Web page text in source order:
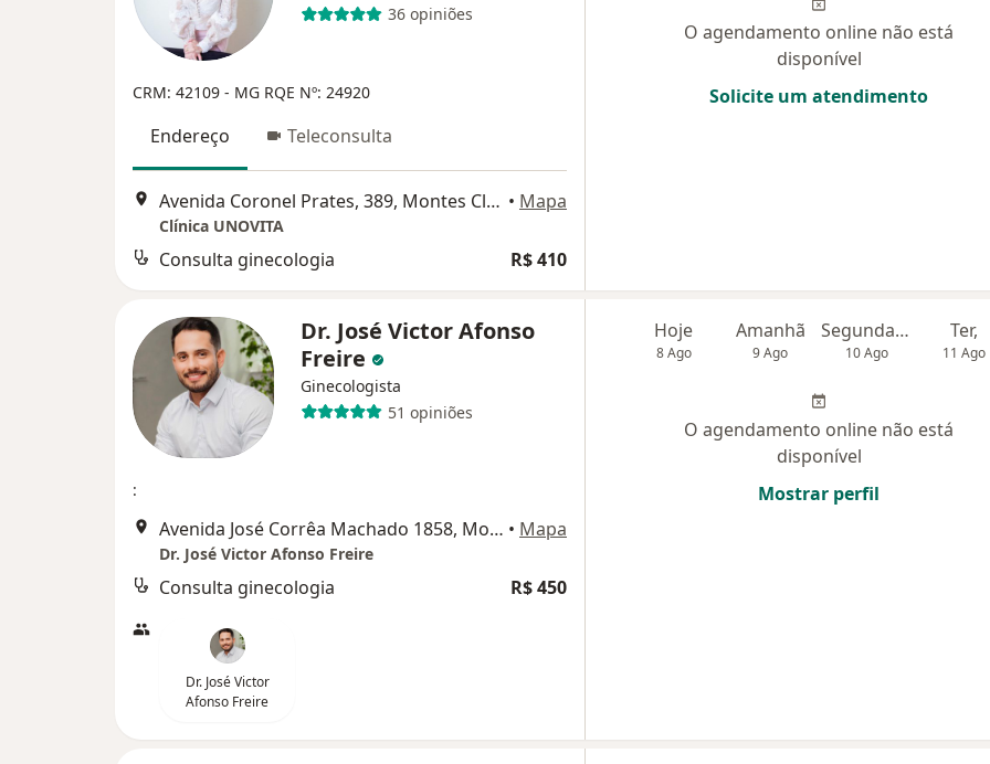
36 opiniões
CRM: 42109 - MG RQE Nº: 24920
Endereço Teleconsulta
Avenida Coronel Prates, 389, Montes Claros • Mapa
Clínica UNOVITA
Consulta ginecologia R$ 410
O agendamento online não está
disponível
Solicite um atendimento
Dr. José Victor Afonso
Freire
Ginecologista
51 opiniões
:
Avenida José Corrêa Machado 1858, Montes Claros • Mapa
Dr. José Victor Afonso Freire
Consulta ginecologia R$ 450
Dr. José Victor
Afonso Freire
Hoje
8 Ago
Amanhã
9 Ago
Segunda-feira
10 Ago
Ter,
11 Ago
O agendamento online não está
disponível
Mostrar perfil